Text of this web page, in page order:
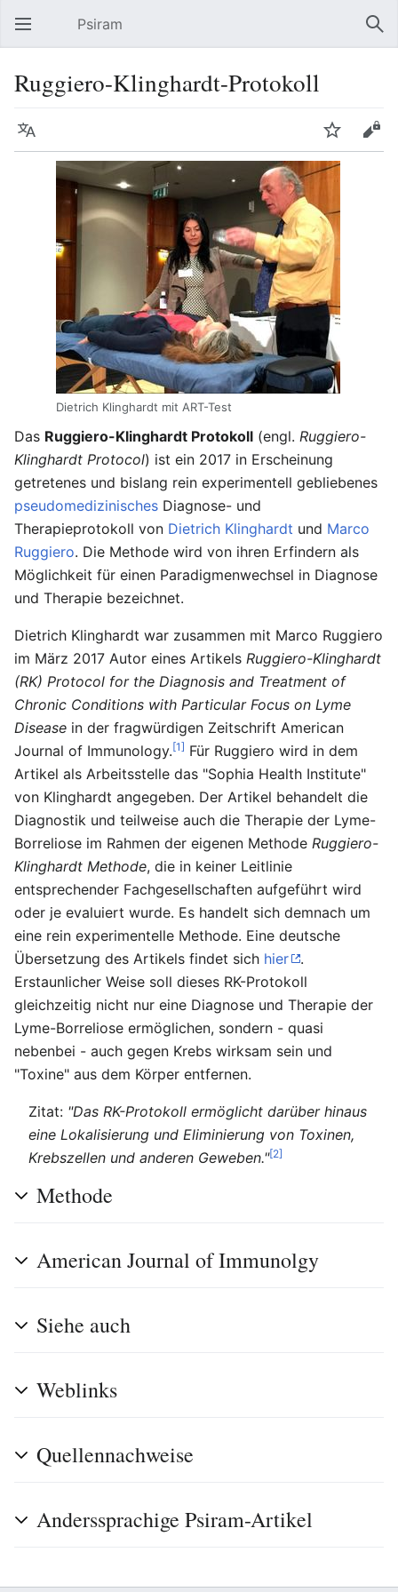
Hauptmenü öffnen Psiram
Ruggiero-Klinghardt-Protokoll
Sprache Beobachten Bearbeiten
Dietrich Klinghardt mit ART-Test
Das Ruggiero-Klinghardt Protokoll (engl. Ruggiero-
Klinghardt Protocol) ist ein 2017 in Erscheinung
getretenes und bislang rein experimentell gebliebenes
pseudomedizinisches Diagnose- und
Therapieprotokoll von Dietrich Klinghardt und Marco
Ruggiero. Die Methode wird von ihren Erfindern als
Möglichkeit für einen Paradigmenwechsel in Diagnose
und Therapie bezeichnet.
Dietrich Klinghardt war zusammen mit Marco Ruggiero
im März 2017 Autor eines Artikels Ruggiero-Klinghardt
(RK) Protocol for the Diagnosis and Treatment of
Chronic Conditions with Particular Focus on Lyme
Disease in der fragwürdigen Zeitschrift American
Journal of Immunology.[1] Für Ruggiero wird in dem
Artikel als Arbeitsstelle das "Sophia Health Institute"
von Klinghardt angegeben. Der Artikel behandelt die
Diagnostik und teilweise auch die Therapie der Lyme-
Borreliose im Rahmen der eigenen Methode Ruggiero-
Klinghardt Methode, die in keiner Leitlinie
entsprechender Fachgesellschaften aufgeführt wird
oder je evaluiert wurde. Es handelt sich demnach um
eine rein experimentelle Methode. Eine deutsche
Übersetzung des Artikels findet sich hier
.
Erstaunlicher Weise soll dieses RK-Protokoll
gleichzeitig nicht nur eine Diagnose und Therapie der
Lyme-Borreliose ermöglichen, sondern - quasi
nebenbei - auch gegen Krebs wirksam sein und
"Toxine" aus dem Körper entfernen.
Zitat: "Das RK-Protokoll ermöglicht darüber hinaus
eine Lokalisierung und Eliminierung von Toxinen,
Krebszellen und anderen Geweben."[2]
Methode
American Journal of Immunolgy
Siehe auch
Weblinks
Quellennachweise
Anderssprachige Psiram-Artikel